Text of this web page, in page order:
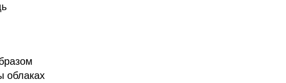
облаках